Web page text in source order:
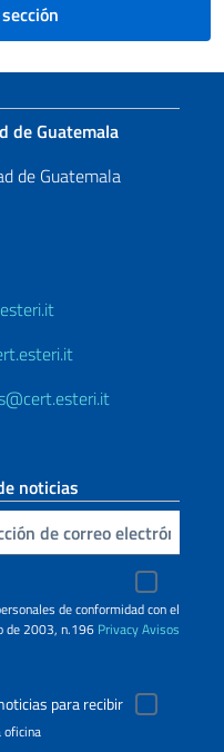
de Guatemala
de Guatemala
noticias
de conformidad con el
de 2003, n.196 PrivacyAvisos
para recibir
oficina